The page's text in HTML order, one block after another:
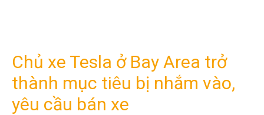
Chủ xe Tesla ở Bay Area trở
thành mục tiêu bị nhắm vào,
yêu cầu bán xe